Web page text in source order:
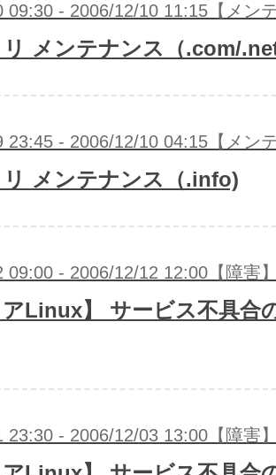
09:30 - 2006/12/10 11:15【メン
メンテナンス（.com/
23:45 - 2006/12/10 04:15【メン
メンテナンス（.info)
09:00 - 2006/12/12 12:00【障害
アLinux】 サービス不具合
23:30 - 2006/12/03 13:00【障害